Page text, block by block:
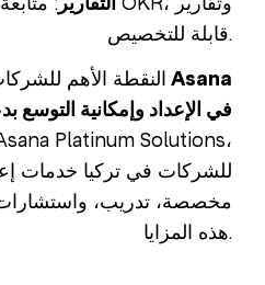
قابلة للتخصيص.
النقطة الأهم
في الإعداد وإمكانية التوسع
مخصصة، تدريب،
هذه المزايا.